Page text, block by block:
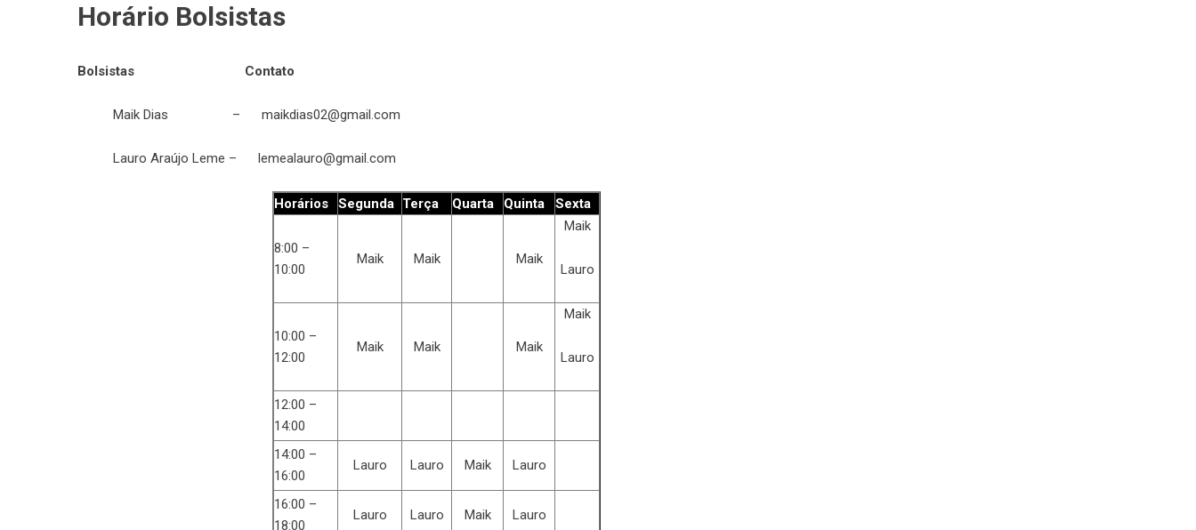
Horário Bolsistas
Bolsistas Contato
Maik Dias – maikdias02@gmail.com
Lauro Araújo Leme – lemealauro@gmail.com
Horários Segunda Terça Quarta Quinta Sexta
8:00 –
10:00
Maik Maik Maik
Maik
Lauro
10:00 –
12:00
Maik Maik Maik
Maik
Lauro
12:00 –
14:00
14:00 –
16:00
Lauro Lauro Maik Lauro
16:00 –
18:00
Lauro Lauro Maik Lauro